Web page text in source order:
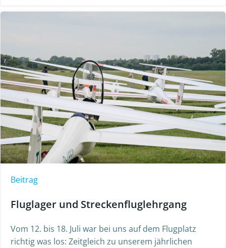
Beitrag
Fluglager und Streckenfluglehrgang
Vom 12. bis 18. Juli war bei uns auf dem Flugplatz
richtig was los: Zeitgleich zu unserem jährlichen